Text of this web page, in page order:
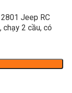
Jeep RC
2 cầu, có